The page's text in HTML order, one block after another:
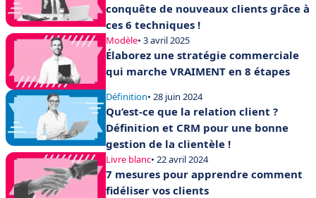
conquête de nouveaux clients grâce à
ces 6 techniques !
Modèle• 3 avril 2025
Élaborez une stratégie commerciale
qui marche VRAIMENT en 8 étapes
Définition• 28 juin 2024
Qu’est-ce que la relation client ?
Définition et CRM pour une bonne
gestion de la clientèle !
Livre blanc• 22 avril 2024
7 mesures pour apprendre comment
fidéliser vos clients